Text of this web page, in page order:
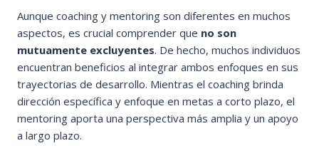
Aunque coaching y mentoring son diferentes en muchos
aspectos, es crucial comprender que no son
mutuamente excluyentes. De hecho, muchos individuos
encuentran beneficios al integrar ambos enfoques en sus
trayectorias de desarrollo. Mientras el coaching brinda
dirección específica y enfoque en metas a corto plazo, el
mentoring aporta una perspectiva más amplia y un apoyo
a largo plazo.